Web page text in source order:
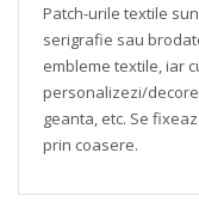
Patch-urile textile
serigrafie sau
embleme textile, iar
personalizezi/
geanta, etc. Se
prin coasere.